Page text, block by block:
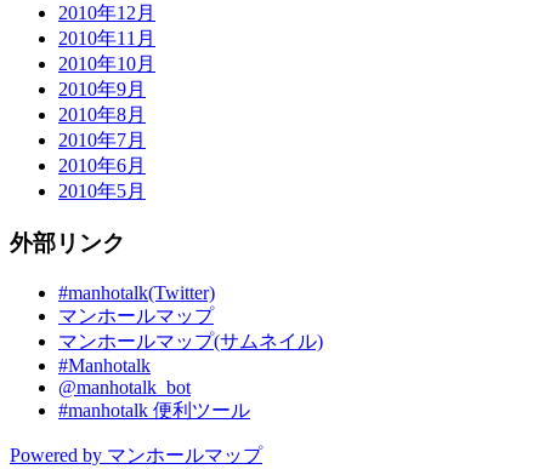
2010年12月
2010年11月
2010年10月
2010年9月
2010年8月
2010年7月
2010年6月
2010年5月
外部リンク
#manhotalk(Twitter)
マンホールマップ
マンホールマップ(サムネイル)
#Manhotalk
@manhotalk_bot
#manhotalk 便利ツール
Powered by マンホールマップ